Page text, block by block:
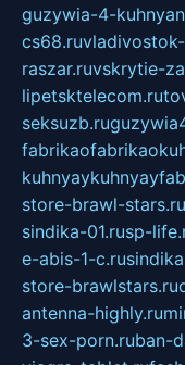
guzywia-4-
cs68.ru
raszar.ruvskrytie-
lipetsktelecom.ru
seksuzb.ru
store-brawl-stars.ru
sindika-01.rusp-
e-abis-1-c.ru
store-brawlstars.ru
antenna-highly.ru
3-sex-porn.ruban-